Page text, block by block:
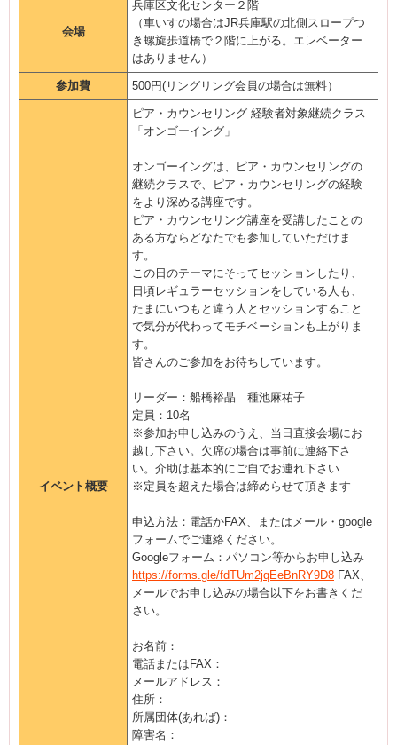
会場
兵庫区文化センター２階
（車いすの場合はJR兵庫駅の北側スロープつ
き螺旋歩道橋で２階に上がる。エレベーター
はありません）
参加費 500円(リングリング会員の場合は無料）
イベント概要
ピア・カウンセリング 経験者対象継続クラス
「オンゴーイング」
オンゴーイングは、ピア・カウンセリングの
継続クラスで、ピア・カウンセリングの経験
をより深める講座です。
ピア・カウンセリング講座を受講したことの
ある方ならどなたでも参加していただけま
す。
この日のテーマにそってセッションしたり、
日頃レギュラーセッションをしている人も、
たまにいつもと違う人とセッションすること
で気分が代わってモチベーションも上がりま
す。
皆さんのご参加をお待ちしています。
リーダー：船橋裕晶 種池麻祐子
定員：10名
※参加お申し込みのうえ、当日直接会場にお
越し下さい。欠席の場合は事前に連絡下さ
い。介助は基本的にご自でお連れ下さい
※定員を超えた場合は締めらせて頂きます
申込方法：電話かFAX、またはメール・google
フォームでご連絡ください。
Googleフォーム：パソコン等からお申し込み
https://forms.gle/fdTUm2jqEeBnRY9D8 FAX、
メールでお申し込みの場合以下をお書きくだ
さい。
お名前：
電話またはFAX：
メールアドレス：
住所：
所属団体(あれば)：
障害名：